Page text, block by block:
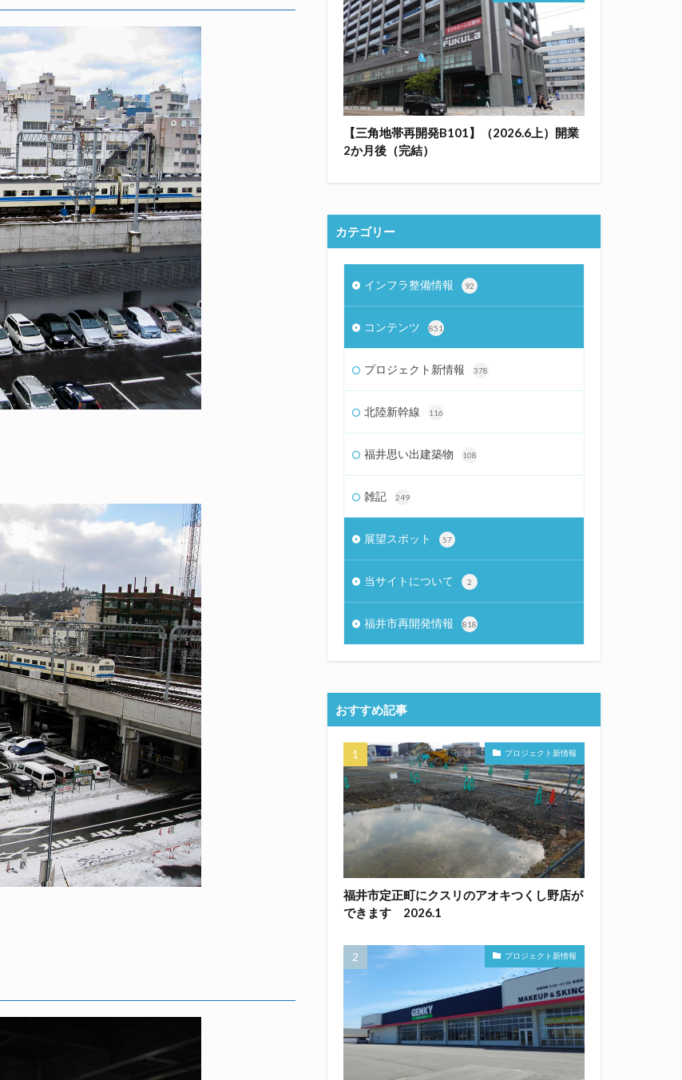
【三角地帯再開発B101】（2026.6上）開業
2か月後（完結）
カテゴリー
インフラ整備情報 92
コンテンツ 851
プロジェクト新情報 378
北陸新幹線 116
福井思い出建築物 108
雑記 249
展望スポット 57
当サイトについて 2
福井市再開発情報 818
おすすめ記事
プロジェクト新情報
福井市定正町にクスリのアオキつくし野店が
できます 2026.1
プロジェクト新情報